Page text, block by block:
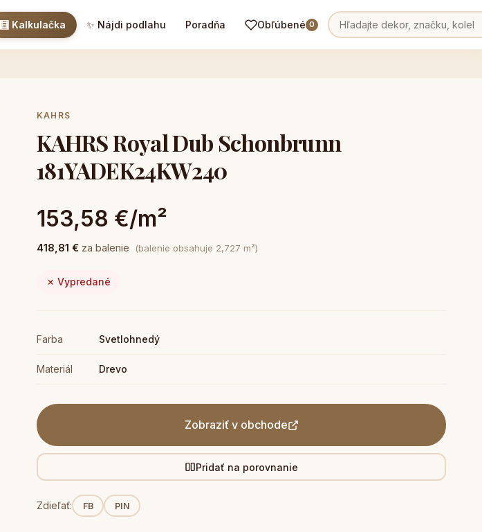
🧮 Kalkulačka ✨ Nájdi podlahu Poradňa Obľúbené 0
KAHRS
KAHRS Royal Dub Schonbrunn
181YADEK24KW240
153,58 €/m²
418,81 € za balenie (balenie obsahuje 2,727 m²)
✗ Vypredané
Farba Svetlohnedý
Materiál Drevo
Zobraziť v obchode
Pridať na porovnanie
Zdieľať: FB PIN